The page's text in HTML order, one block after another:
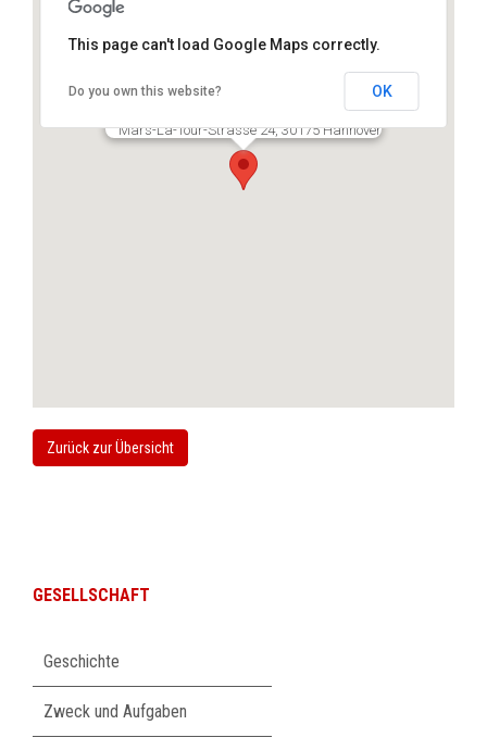
Prof. Dr. med. Andreas Jokuszies
Mars-La-Tour-Strasse 24, 30175 Hannover
This page can't load Google Maps correctly.
Do you own this website? OK
Zurück zur Übersicht
GESELLSCHAFT
überspringen
Geschichte
Zweck und Aufgaben